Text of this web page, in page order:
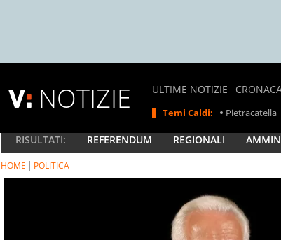
NOTIZIE ULTIME NOTIZIE
LOCALI
CRONACA
NERA
INCIDENTI
INCIDENTI
SUL
LAVORO
Temi Caldi: Pietracatella
RISULTATI: REFERENDUM REGIONALI
HOME POLITICA